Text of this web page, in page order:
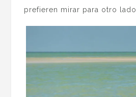
prefieren mirar para otro lado.